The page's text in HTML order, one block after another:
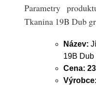
Parametry
Tkanina 19B Dub
Název:
19B Dub
Cena:
Výrobce: